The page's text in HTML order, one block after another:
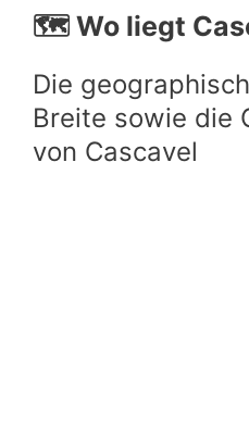
🗺️ Wo liegt
Die
Breite sowie die
von Cascavel